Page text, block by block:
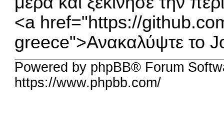
<a href="https://
greece">Ανακαλύψτε το
Powered by phpBB® Forum
https://www.phpbb.com/